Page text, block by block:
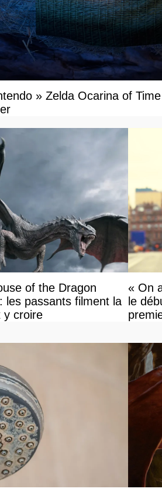
» Zelda Ocarina of
of the Dragon
les passants filment la
y croire
« On
le